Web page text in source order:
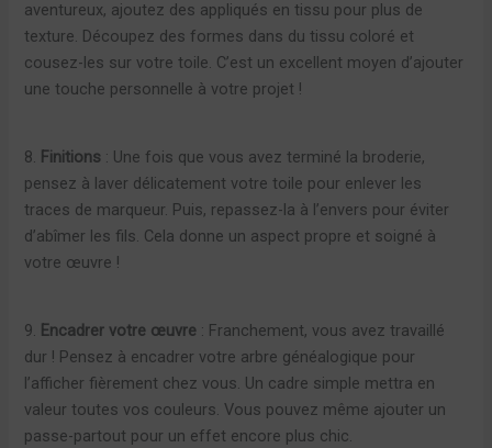
aventureux, ajoutez des appliqués en tissu pour plus de
texture. Découpez des formes dans du tissu coloré et
cousez-les sur votre toile. C’est un excellent moyen d’ajouter
une touche personnelle à votre projet !
8. Finitions : Une fois que vous avez terminé la broderie,
pensez à laver délicatement votre toile pour enlever les
traces de marqueur. Puis, repassez-la à l’envers pour éviter
d’abîmer les fils. Cela donne un aspect propre et soigné à
votre œuvre !
9. Encadrer votre œuvre : Franchement, vous avez travaillé
dur ! Pensez à encadrer votre arbre généalogique pour
l’afficher fièrement chez vous. Un cadre simple mettra en
valeur toutes vos couleurs. Vous pouvez même ajouter un
passe-partout pour un effet encore plus chic.